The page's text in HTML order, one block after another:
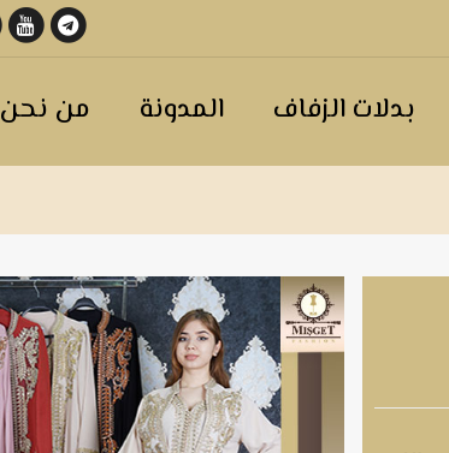
بدلات الزفاف المدونة من نحن